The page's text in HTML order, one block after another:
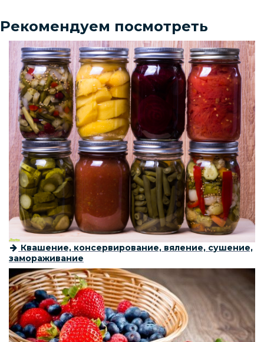
Рекомендуем посмотреть
Квашение, консервирование, вяление, сушение,
замораживание